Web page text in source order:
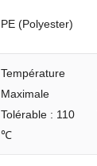
PE (Polyester)
Température
Maximale
Tolérable : 110
℃